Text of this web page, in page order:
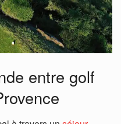
entre golf